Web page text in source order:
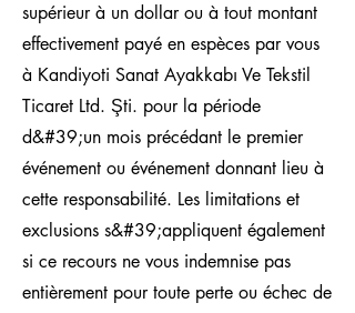
supérieur à un dollar ou à tout montant
effectivement payé en espèces par vous
à Kandiyoti Sanat Ayakkabı Ve Tekstil
Ticaret Ltd. Şti. pour la période
d&#39;un mois précédant le premier
événement ou événement donnant lieu à
cette responsabilité. Les limitations et
exclusions s&#39;appliquent également
si ce recours ne vous indemnise pas
entièrement pour toute perte ou échec de